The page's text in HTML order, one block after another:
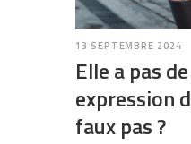
13 SEPTEMBRE 2024
Elle a pas
expression
faux pas ?